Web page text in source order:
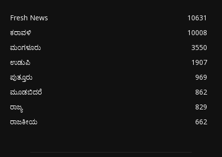
Fresh News
10631
ಕರಾವಳಿ
10008
ಮಂಗಳೂರು
3550
ಉಡುಪಿ
1907
ಪುತ್ತೂರು
969
ಮೂಡಬಿದರೆ
862
ರಾಜ್ಯ
829
ರಾಜಕೀಯ
662